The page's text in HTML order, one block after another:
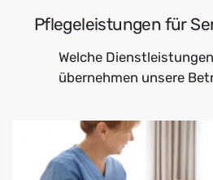
Pflegeleistungen für
Welche
übernehmen unsere